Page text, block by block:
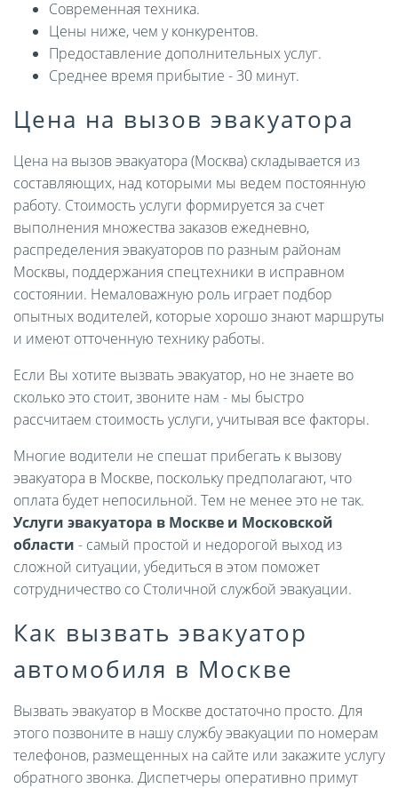
Современная техника.
Цены ниже, чем у конкурентов.
Предоставление дополнительных услуг.
Среднее время прибытие - 30 минут.
Цена на вызов эвакуатора
Цена на вызов эвакуатора (Москва) складывается из
составляющих, над которыми мы ведем постоянную
работу. Стоимость услуги формируется за счет
выполнения множества заказов ежедневно,
распределения эвакуаторов по разным районам
Москвы, поддержания спецтехники в исправном
состоянии. Немаловажную роль играет подбор
опытных водителей, которые хорошо знают маршруты
и имеют отточенную технику работы.
Если Вы хотите вызвать эвакуатор, но не знаете во
сколько это стоит, звоните нам - мы быстро
рассчитаем стоимость услуги, учитывая все факторы.
Многие водители не спешат прибегать к вызову
эвакуатора в Москве, поскольку предполагают, что
оплата будет непосильной. Тем не менее это не так.
Услуги эвакуатора в Москве и Московской
области - самый простой и недорогой выход из
сложной ситуации, убедиться в этом поможет
сотрудничество со Столичной службой эвакуации.
Как вызвать эвакуатор
автомобиля в Москве
Вызвать эвакуатор в Москве достаточно просто. Для
этого позвоните в нашу службу эвакуации по номерам
телефонов, размещенных на сайте или закажите услугу
обратного звонка. Диспетчеры оперативно примут